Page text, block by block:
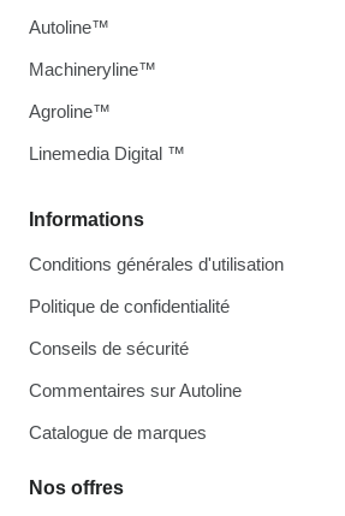
Informations
Conditions générales d'utilisation
Politique de confidentialité
Conseils de sécurité
Commentaires sur Autoline
Catalogue de marques
Nos offres
Autoline™
Machineryline™
Agroline™
Linemedia Digital ™